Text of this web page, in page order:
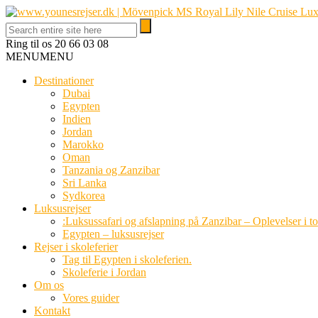
Ring til os 20 66 03 08
MENUMENU
Destinationer
Dubai
Egypten
Indien
Jordan
Marokko
Oman
Tanzania og Zanzibar
Sri Lanka
Sydkorea
Luksusrejser
:Luksussafari og afslapning på Zanzibar – Oplevelser i
Egypten – luksusrejser
Rejser i skoleferier
Tag til Egypten i skoleferien.
Skoleferie i Jordan
Om os
Vores guider
Kontakt